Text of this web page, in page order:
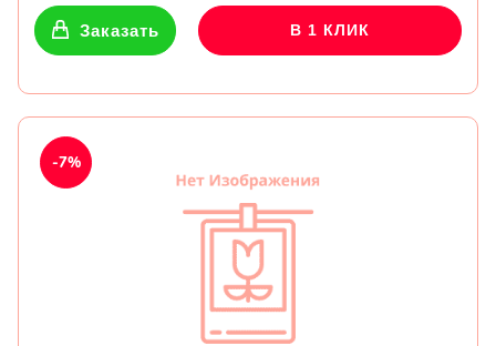
Заказать В 1 КЛИК
-7%